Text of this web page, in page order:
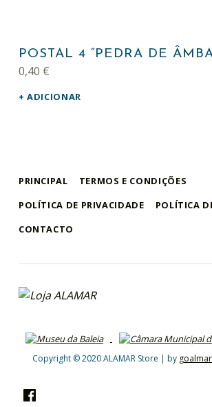
POSTAL 4 “PEDRA DE
0,40 €
ADICIONAR
PRINCIPAL
TERMOS E CONDIÇÕES
POLÍTICA DE PRIVACIDADE
POLÍTICA
CONTACTO
loja alamar
LOJA ONLINE DO MUSEU DA BALEIA – ALAMAR STORE
Copyright © 2020 ALAMAR Store | by
Facebook